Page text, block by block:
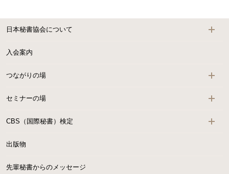
日本秘書協会について
入会案内
つながりの場
セミナーの場
CBS（国際秘書）検定
出版物
先輩秘書からのメッセージ